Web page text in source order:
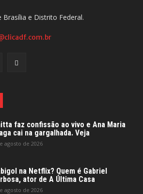
e Distrito Federal.
faz confissão ao vivo e Ana Maria
cai na gargalhada. Veja
agosto de 2026
na Netflix? Quem é Gabriel
ator de A Última Casa
agosto de 2026